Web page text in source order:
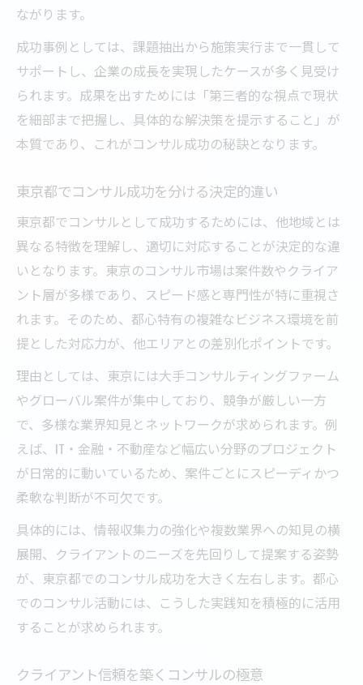
ながります。
成功事例としては、課題抽出から施策実行まで一貫して
サポートし、企業の成長を実現したケースが多く見受け
られます。成果を出すためには「第三者的な視点で現状
を細部まで把握し、具体的な解決策を提示すること」が
本質であり、これがコンサル成功の秘訣となります。
東京都でコンサル成功を分ける決定的違い
東京都でコンサルとして成功するためには、他地域とは
異なる特徴を理解し、適切に対応することが決定的な違
いとなります。東京のコンサル市場は案件数やクライア
ント層が多様であり、スピード感と専門性が特に重視さ
れます。そのため、都心特有の複雑なビジネス環境を前
提とした対応力が、他エリアとの差別化ポイントです。
理由としては、東京には大手コンサルティングファーム
やグローバル案件が集中しており、競争が厳しい一方
で、多様な業界知見とネットワークが求められます。例
えば、IT・金融・不動産など幅広い分野のプロジェクト
が日常的に動いているため、案件ごとにスピーディかつ
柔軟な判断が不可欠です。
具体的には、情報収集力の強化や複数業界への知見の横
展開、クライアントのニーズを先回りして提案する姿勢
が、東京都でのコンサル成功を大きく左右します。都心
でのコンサル活動には、こうした実践知を積極的に活用
することが求められます。
クライアント信頼を築くコンサルの極意